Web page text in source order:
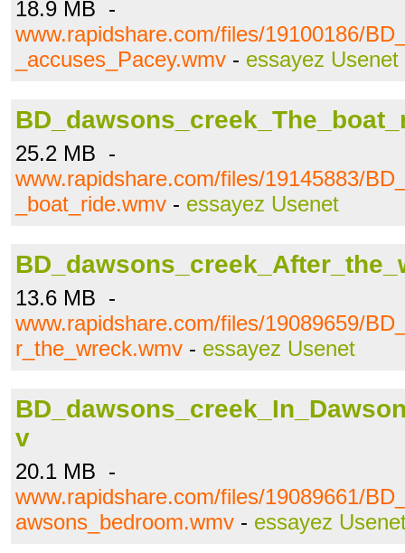
18.9 MB -
www.rapidshare.com/files/19100186/
_accuses_Pacey.wmv - essayez Usenet
25.2 MB -
www.rapidshare.com/files/19145883/
_boat_ride.wmv - essayez Usenet
13.6 MB -
www.rapidshare.com/files/19089659/
r_the_wreck.wmv - essayez Usenet
v
20.1 MB -
www.rapidshare.com/files/19089661/
awsons_bedroom.wmv - essayez